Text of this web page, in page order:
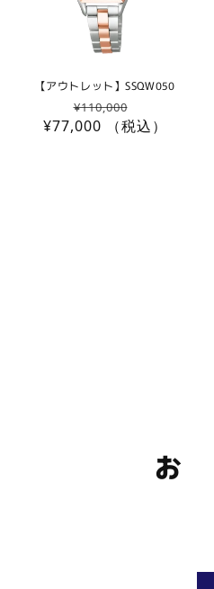
【アウトレット】SSQW050
通
常
¥110,000
ー
¥77,000 （税込）
お